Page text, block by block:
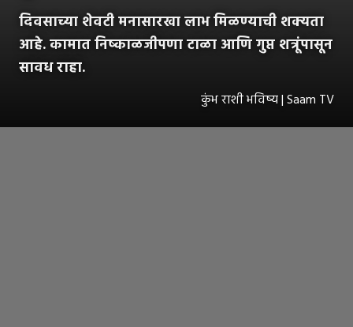
दिवसाच्या शेवटी मनासारखा लाभ मिळण्याची शक्यता
आहे. कामात निष्काळजीपणा टाळा आणि गुप्त शत्रूंपासून
सावध राहा.
कुंभ राशी भविष्य | Saam TV